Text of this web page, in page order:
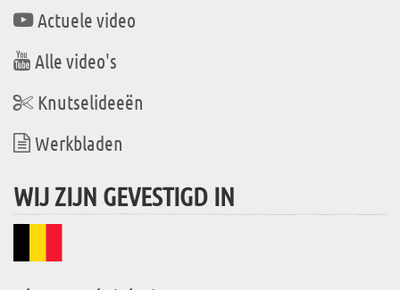
Actuele video
Alle video's
Knutselideeën
Werkbladen
WIJ ZIJN GEVESTIGD IN